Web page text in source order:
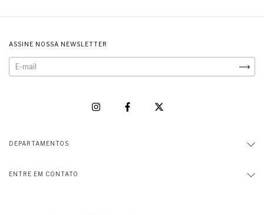
ASSINE NOSSA NEWSLETTER
DEPARTAMENTOS
ENTRE EM CONTATO